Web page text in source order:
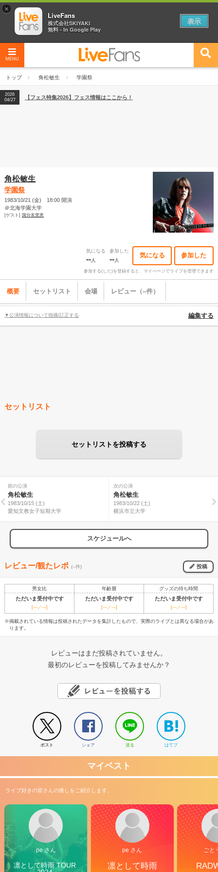
MENU
トップ 角松敏生 学園祭
2026
04/27
2026
【ライブ動員ランキング】2026年上半期編発表！
2026
04/27
【フェス特集2026】フェス情報はここから！
角松敏生
学園祭
1983/10/21 (金) 18:00 開演
＠北海学園大学
[ゲスト] 国分友里恵
気になる
--人
参加した
--人
気になる 参加した
参加する(した)を登録すると、マイページでライブを管理できます
概要 セットリスト 会場 レビュー（--件）
▼公演情報について指摘/訂正する 編集する
セットリスト
セットリストを投稿する
前の公演
角松敏生
1983/10/15 (土)
愛知文教女子短期大学
次の公演
角松敏生
1983/10/22 (土)
横浜市立大学
スケジュールへ
レビュー/観たレポ (--件) 投稿
男女比 年齢層 グッズの待ち時間
ただいま受付中です ただいま受付中です ただいま受付中です
[---／---] [---／---] [---／---]
※掲載されている情報は投稿されたデータを集計したもので、実際のライブとは異なる場合があ
ります。
レビューはまだ投稿されていません。
最初のレビューを投稿してみませんか？
ポスト シェア 送る はてブ
マイベスト
ライブ好きの皆さんの推しをご紹介します。
pe さん
凛として時雨 TOUR
pe さん
凛として時雨
ごと
×
LiveFans
株式会社SKIYAKI
無料 - In Google Play
表示